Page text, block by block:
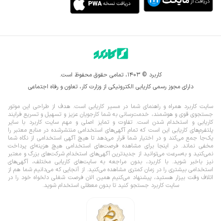
کاربرد © ۱۴۰۳، تمامی حقوق محفوظ است.
دارای مجوز رسمی کاریابی الکترونیکی از وزارت کار، تعاون و رفاه اجتماعی
سایت کاربرد همراه و راهنمای شما در مسیر کاریابی است. هدف از طراحی این موتور
جستجوی قوی و هوشمند، خدمت‌رسانی به شما کارجویان عزیز و تسهیل و تسریع فرایند
کاریابی و استخدام شدن است. تفاوت و تمایز اصلی و مهم سایت کاربرد با سایر
پلتفرم‌های کاریابی این است که تمام آگهی‌های استخدامی منتشرشده در منابع معتبر را
یک‌‌جا جمع می‌کند و در اختیار شما قرار می‌‌‌دهد تا هیچ آگهی استخدامی از نگاه شما
مخفی نماند.در اینجا برای مشاهده فرصت‌های استخدامی هیچ هزینه‌ای پرداخت
نمی‌کنید و به‌سرعت می‌توانید از جدیدترین آگهی‌های استخدام شرکت‌های بزرگ و معتبر
نیز باخبر شوید. با کاربرد، بدون مراجعه به سایت‌های کاریابی مختلف، آگهی‌های
استخدامی بیشتری را در زمان کمتری مشاهده می‌کنید. از آنجایی که می‌دانیم شما هم از
اتلاف وقت بیزار هستید، پیشنهاد می‌کنیم همین الان فرصت شغلی دلخواه خود را در
سایت کاربرد جستجو کنید تا بدون معطلی استخدام شوید.